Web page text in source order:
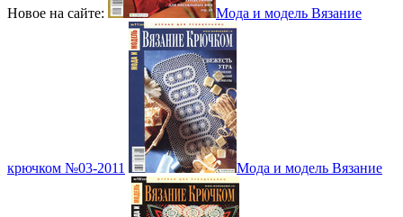
Новое на сайте: Мода и модель Вязание
крючком №03-2011 Мода и модель Вязание